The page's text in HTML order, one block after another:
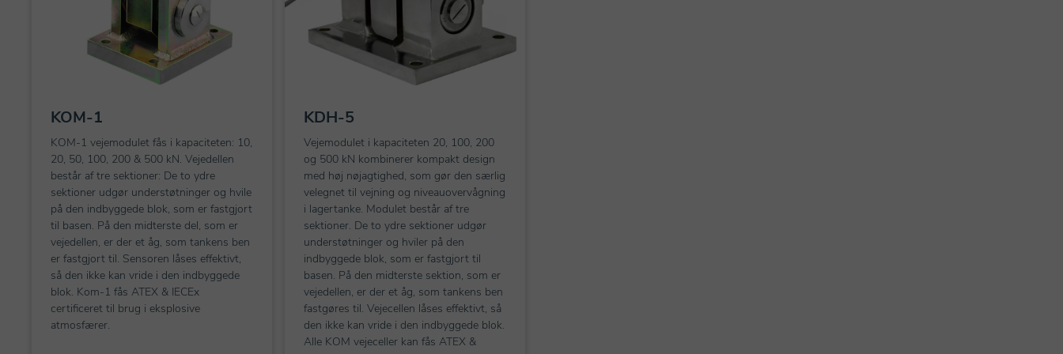
KOM-1
KOM-1 vejemodulet fås i kapaciteten: 10,
20, 50, 100, 200 & 500 kN. Vejedellen
består af tre sektioner: De to ydre
sektioner udgør understøtninger og hvile
på den indbyggede blok, som er fastgjort
til basen. På den midterste del, som er
vejedellen, er der et åg, som tankens ben
er fastgjort til. Sensoren låses effektivt,
så den ikke kan vride i den indbyggede
blok. Kom-1 fås ATEX & IECEx
certificeret til brug i eksplosive
atmosfærer.
KDH-5
Vejemodulet i kapaciteten 20, 100, 200
og 500 kN kombinerer kompakt design
med høj nøjagtighed, som gør den særlig
velegnet til vejning og niveauovervågning
i lagertanke. Modulet består af tre
sektioner. De to ydre sektioner udgør
understøtninger og hviler på den
indbyggede blok, som er fastgjort til
basen. På den midterste sektion, som er
vejedellen, er der et åg, som tankens ben
fastgøres til. Vejecellen låses effektivt, så
den ikke kan vride i den indbyggede blok.
Alle KOM vejeceller kan fås ATEX &